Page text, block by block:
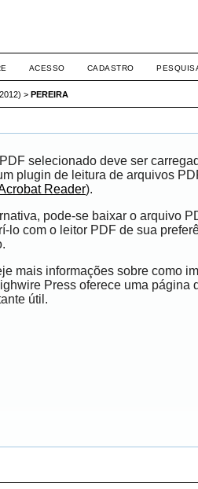
ACESSO CADASTRO
> PEREIRA
selecionado deve ser
plugin de leitura de arquivos
Reader).
pode-se baixar o arquivo
lo com o leitor PDF de sua
mais informações sobre como
Press oferece uma página
útil.